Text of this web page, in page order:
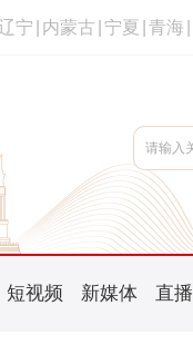
宁 内蒙古 宁夏 青海
短视频 新媒体 直播